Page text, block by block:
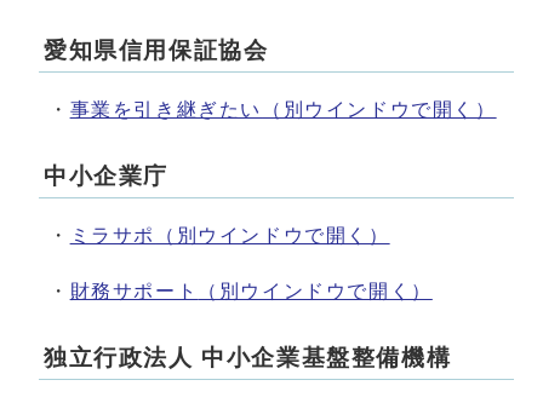
愛知県信用保証協会
・ 事業を引き継ぎたい （別ウインドウで開く）
中小企業庁
・ ミラサポ （別ウインドウで開く）
・ 財務サポート （別ウインドウで開く）
独立行政法人 中小企業基盤整備機構